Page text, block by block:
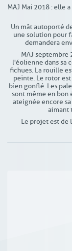
MAJ Mai 2018 : elle
Un mât autoporté
une solution pour
demandera
MAJ septembre
l'éolienne dans sa
fichues. La rouille
peinte. Le rotor
bien gonflé. Les
sont même en bon
ateignée encore
aimant
Le projet est de